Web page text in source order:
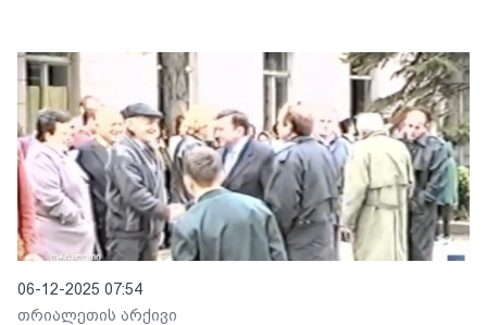
06-12-2025 07:54
თრიალეთის არქივი